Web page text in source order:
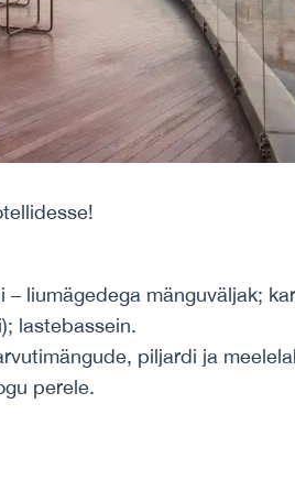
liumägedega mänguväljak;
lastebassein.
piljardi ja
perele.